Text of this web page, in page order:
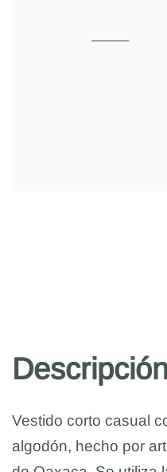
Vestido corto casual
algodón, hecho por